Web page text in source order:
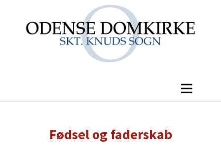
Fødsel og faderskab